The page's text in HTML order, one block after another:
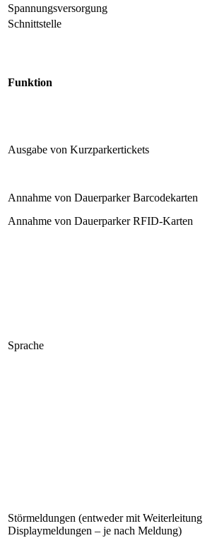
Spannungsversorgung
Schnittstelle
Funktion
Ausgabe von Kurzparkertickets
Annahme von Dauerparker Barcodekarten
Annahme von Dauerparker RFID-Karten
Sprache
Störmeldungen (entweder mit
Displaymeldungen – je nach Meldung)